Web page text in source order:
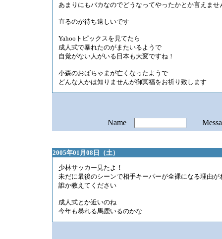
あまりにもバカなのでどうなってやったかとか言えませ
直るのが待ち遠しいです
Yahooトピックスを見てたら
成人式で暴れたのがまたいるようで
自覚がない人がいる日本も大変ですね！
小森のおばちゃまが亡くなったようで
どんな人かは知りませんが御冥福をお祈り致します
Name
2005年01月08日（土）
少林サッカー見たよ！
未だに最後のシーンで相手キーパーが全裸になる理由が
誰か教えてください
成人式とか近いのね
今年も暴れる馬鹿いるのかな